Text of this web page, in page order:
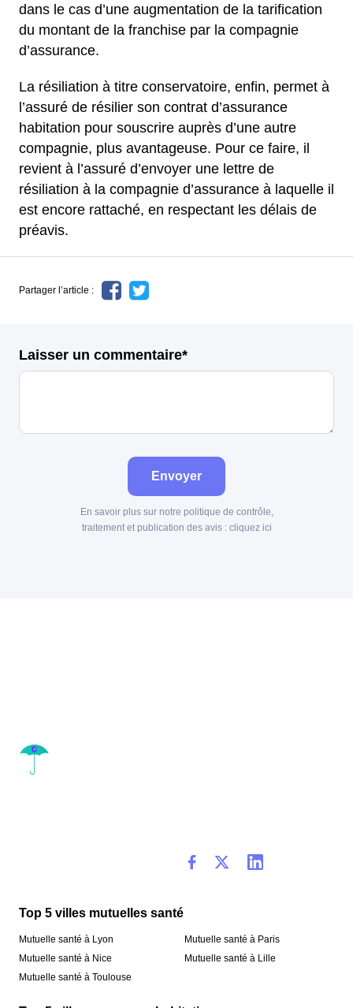
dans le cas d’une augmentation de la tarification
du montant de la franchise par la compagnie
d’assurance.
La résiliation à titre conservatoire, enfin, permet à
l’assuré de résilier son contrat d’assurance
habitation pour souscrire auprès d’une autre
compagnie, plus avantageuse. Pour ce faire, il
revient à l’assuré d’envoyer une lettre de
résiliation à la compagnie d’assurance à laquelle il
est encore rattaché, en respectant les délais de
préavis.
Partager l’article :
Laisser un commentaire*
Envoyer
En savoir plus sur notre politique de contrôle,
traitement et publication des avis : cliquez ici
Top 5 villes mutuelles santé
Mutuelle santé à Lyon
Mutuelle santé à Nice
Mutuelle santé à Toulouse
Mutuelle santé à Paris
Mutuelle santé à Lille